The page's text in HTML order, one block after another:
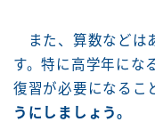
また、算数などは
す。特に高学年にな
復習が必要になるこ
うにしましょう。